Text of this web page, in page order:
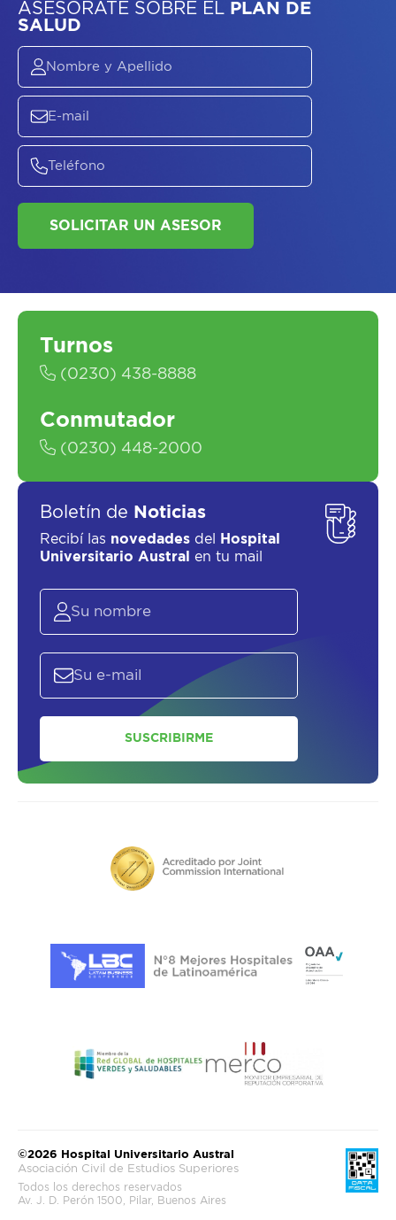
ASESORATE SOBRE
SALUD
SOLICITAR UN ASESOR
Turnos
(0230) 438-8888
Conmutador
(0230) 448-2000
Boletín de Noticias
Recibí las novedades del
Hospital
Universitario Austral
en tu mail
SUSCRIBIRME
©2026 Hospital Universitario Austral
Asociación Civil de Estudios Superiores
Todos los derechos reservados
Av. J. D. Perón 1500, Pilar, Buenos Aires